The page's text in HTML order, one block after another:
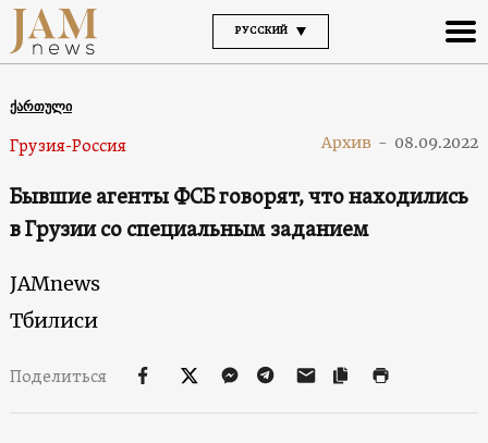
РУССКИЙ
ქართული
Грузия-Россия Архив - 08.09.2022
Бывшие агенты ФСБ говорят, что находились
в Грузии со специальным заданием
JAMnews
Тбилиси
Поделиться